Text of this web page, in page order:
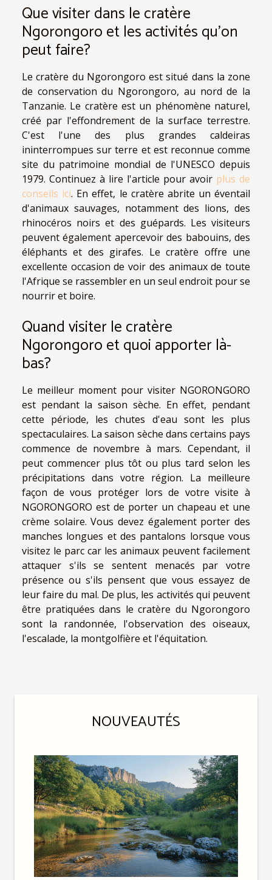
Que visiter dans le cratère
Ngorongoro et les activités qu'on
peut faire?
Le cratère du Ngorongoro est situé dans la zone
de conservation du Ngorongoro, au nord de la
Tanzanie. Le cratère est un phénomène naturel,
créé par l'effondrement de la surface terrestre.
C'est l'une des plus grandes caldeiras
ininterrompues sur terre et est reconnue comme
site du patrimoine mondial de l'UNESCO depuis
1979. Continuez à lire l'article pour avoir plus de
conseils ici. En effet, le cratère abrite un éventail
d'animaux sauvages, notamment des lions, des
rhinocéros noirs et des guépards. Les visiteurs
peuvent également apercevoir des babouins, des
éléphants et des girafes. Le cratère offre une
excellente occasion de voir des animaux de toute
l'Afrique se rassembler en un seul endroit pour se
nourrir et boire.
Quand visiter le cratère
Ngorongoro et quoi apporter là-
bas?
Le meilleur moment pour visiter NGORONGORO
est pendant la saison sèche. En effet, pendant
cette période, les chutes d'eau sont les plus
spectaculaires. La saison sèche dans certains pays
commence de novembre à mars. Cependant, il
peut commencer plus tôt ou plus tard selon les
précipitations dans votre région. La meilleure
façon de vous protéger lors de votre visite à
NGORONGORO est de porter un chapeau et une
crème solaire. Vous devez également porter des
manches longues et des pantalons lorsque vous
visitez le parc car les animaux peuvent facilement
attaquer s'ils se sentent menacés par votre
présence ou s'ils pensent que vous essayez de
leur faire du mal. De plus, les activités qui peuvent
être pratiquées dans le cratère du Ngorongoro
sont la randonnée, l'observation des oiseaux,
l'escalade, la montgolfière et l'équitation.
NOUVEAUTÉS